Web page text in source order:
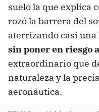
suelo la que explica
rozó la barrera del
aterrizando casi
sin poner en riesgo
extraordinario que
naturaleza y la
aeronáutica.